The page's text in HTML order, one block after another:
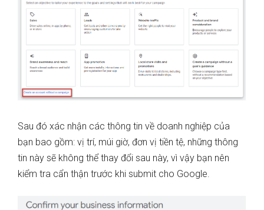
Sau đó xác nhận các thông tin về doanh nghiệp của
bạn bao gồm: vị trí, múi giờ, đơn vị tiền tệ, những thông
tin này sẽ không thể thay đổi sau này, vì vậy bạn nên
kiểm tra cẩn thận trước khi submit cho Google.